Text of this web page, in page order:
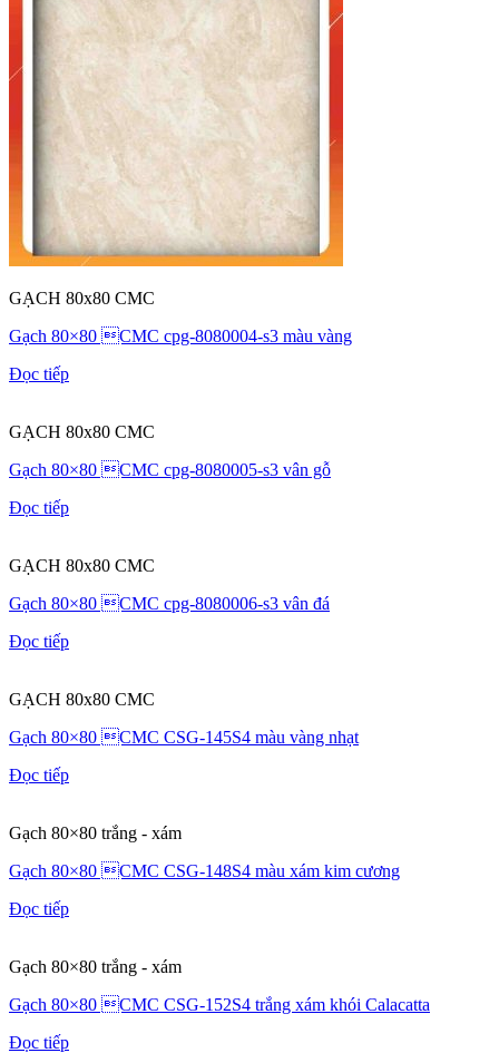
GẠCH 80x80 CMC
Gạch 80×80 CMC cpg-8080004-s3 màu vàng
Đọc tiếp
GẠCH 80x80 CMC
Gạch 80×80 CMC cpg-8080005-s3 vân gỗ
Đọc tiếp
GẠCH 80x80 CMC
Gạch 80×80 CMC cpg-8080006-s3 vân đá
Đọc tiếp
GẠCH 80x80 CMC
Gạch 80×80 CMC CSG-145S4 màu vàng nhạt
Đọc tiếp
Gạch 80×80 trắng - xám
Gạch 80×80 CMC CSG-148S4 màu xám kim cương
Đọc tiếp
Gạch 80×80 trắng - xám
Gạch 80×80 CMC CSG-152S4 trắng xám khói Calacatta
Đọc tiếp